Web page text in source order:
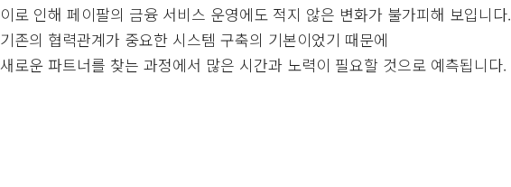
이로 인해 페이팔의 금융 서비스 운영에도 적지 않은 변화가 불가피해 보입니다.
기존의 협력관계가 중요한 시스템 구축의 기본이었기 때문에
새로운 파트너를 찾는 과정에서 많은 시간과 노력이 필요할 것으로 예측됩니다.